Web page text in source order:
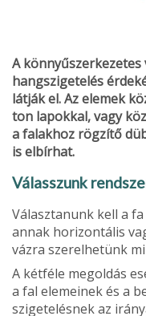
A
hangszigetelés
látják el. Az elemek
ton lapokkal, vagy
a falakhoz rögzítő
is elbírhat.
Válasszunk
Választanunk kell a
annak horizontális
vázra szerelhetünk
A kétféle megoldás
a fal elemeinek és a
szigetelés­nek az